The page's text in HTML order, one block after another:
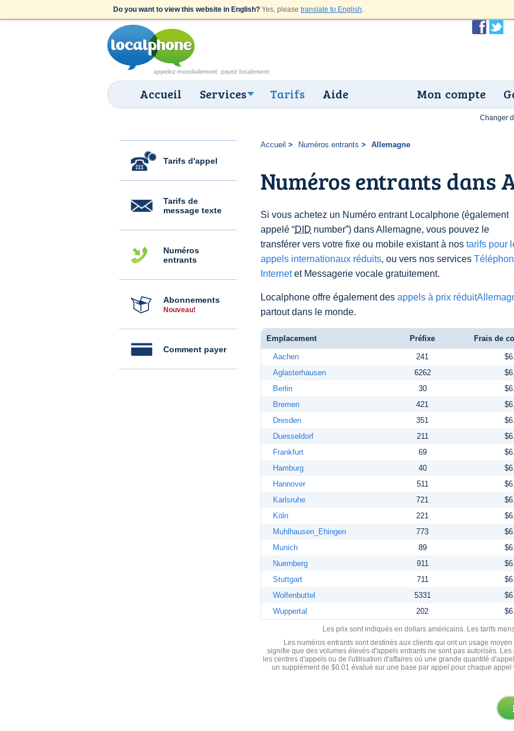
Do you want to view this website in English? Yes, please translate to English.
Accueil Services Tarifs Aide Mon compte
Tarifs d'appel
Tarifs de
message texte
Numéros
entrants
Abonnements
Nouveau!
Comment payer
Accueil Numéros entrants Allemagne
Numéros entrants dans
Si vous achetez un Numéro entrant Localphone (également
appelé “DID number”) dans Allemagne, vous pouvez le
transférer vers votre fixe ou mobile existant à nos tarifs pour
appels internationaux réduits, ou vers nos services
Internetet Messagerie vocale gratuitement.
Localphone offre également des appels à prix
partout dans le monde.
Changer
Emplacement Préfixe Frais de
Aachen 241
Aglasterhausen
6262
Berlin
30
Bremen
421
Dresden
351
Duesseldorf
211
Frankfurt
69
Hamburg
40
Hannover
511
Karlsruhe
721
Köln
221
Muhlhausen_Ehingen
773
Munich
89
Nuernberg
911
Stuttgart
711
Wolfenbuttel
5331
Wuppertal
202
Les prix sont indiqués en dollars américains. Les tarifs
Les numéros entrants sont destinés aux clients qui ont un usage
signifie que des volumes élevés d'appels entrants ne sont pas autorisés.
les centres d'appels ou de l'utilisation d'affaires où une grande quantité
un supplément de $0.01 évalué sur une base par appel pour chaque